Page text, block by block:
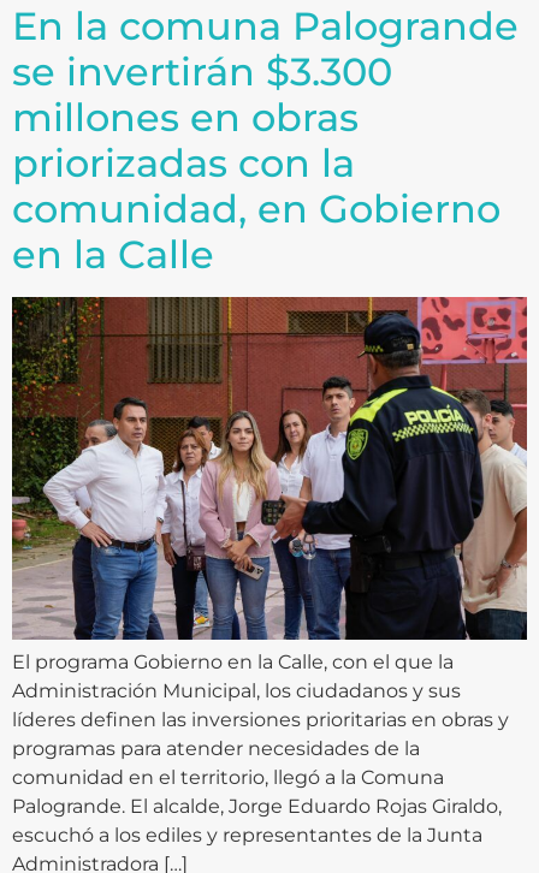
En la comuna Palogrande
se invertirán $3.300
millones en obras
priorizadas con la
comunidad, en Gobierno
en la Calle
El programa Gobierno en la Calle, con el que la
Administración Municipal, los ciudadanos y sus
líderes definen las inversiones prioritarias en obras y
programas para atender necesidades de la
comunidad en el territorio, llegó a la Comuna
Palogrande. El alcalde, Jorge Eduardo Rojas Giraldo,
escuchó a los ediles y representantes de la Junta
Administradora […]